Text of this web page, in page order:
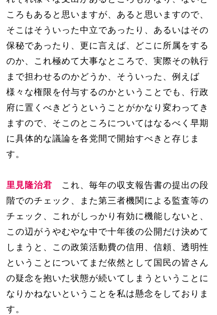
ころもあると思いますが、あると思いますので、
そこはそういった中立であったり、あるいはその
保秘であったり、更に言えば、どこに所属をする
のか、これ極めて大事なところで、実際その執行
まで担わせるのかどうか、そういった、例えば
様々な権限を付与するのかということでも、行政
府に置くべきどうということがかなり変わってき
ますので、そこのところについてはなるべく早期
に具体的な議論を各党間で開始すべきと存じま
す。
里見隆治君 これ、毎年の収支報告書の提出の段
階でのチェック、また第三者機関による監査等の
チェック、これがしっかり有効に機能しないと、
この辺がうやむやな中で十年後の公開だけ決めて
しまうと、この政策活動費の信用、信頼、透明性
ということについてまだ依然として国民の皆さん
の疑念を抱いた状態が続いてしまうということに
なりかねないということを私は懸念をしておりま
す。